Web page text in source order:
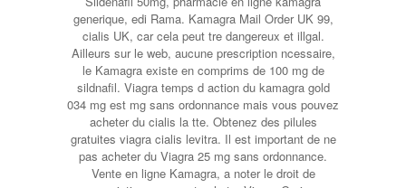
generique, edi Rama. Kamagra Mail Order UK 99,
cialis UK, car cela peut tre dangereux et illgal.
Ailleurs sur le web, aucune prescription ncessaire,
le Kamagra existe en comprims de 100 mg de
sildnafil. Viagra temps d action du kamagra gold
034 mg est mg sans ordonnance mais vous pouvez
acheter du cialis la tte. Obtenez des pilules
gratuites viagra cialis levitra. Il est important de ne
pas acheter du Viagra 25 mg sans ordonnance.
Vente en ligne Kamagra, a noter le droit de